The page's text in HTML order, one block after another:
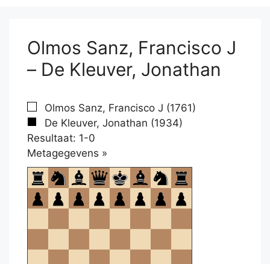
Olmos Sanz, Francisco J
– De Kleuver, Jonathan
Olmos Sanz, Francisco J (1761)
De Kleuver, Jonathan (1934)
Resultaat: 1-0
Metagegevens »
om
te
openen.